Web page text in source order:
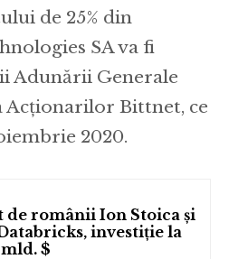
de 25% din
SA va fi
Adunării Generale
Acționarilor Bittnet, ce
2020.
românii Ion Stoica și
investiție la
$